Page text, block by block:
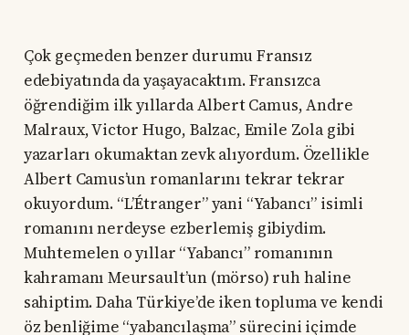
Çok geçmeden benzer durumu Fransız
edebiyatında da yaşayacaktım. Fransızca
öğrendiğim ilk yıllarda Albert Camus, Andre
Malraux, Victor Hugo, Balzac, Emile Zola gibi
yazarları okumaktan zevk alıyordum. Özellikle
Albert Camus’un romanlarını tekrar tekrar
okuyordum. “L’Étranger” yani “Yabancı” isimli
romanını nerdeyse ezberlemiş gibiydim.
Muhtemelen o yıllar “Yabancı” romanının
kahramanı Meursault’un (mörso) ruh haline
sahiptim. Daha Türkiye’de iken topluma ve kendi
öz benliğime “yabancılaşma” sürecini içimde